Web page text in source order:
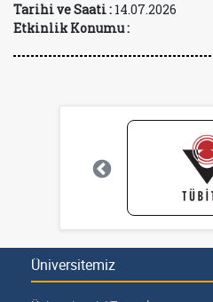
Tarihi ve Saati : 14.07.2026
Etkinlik Konumu :
Üniversitemiz